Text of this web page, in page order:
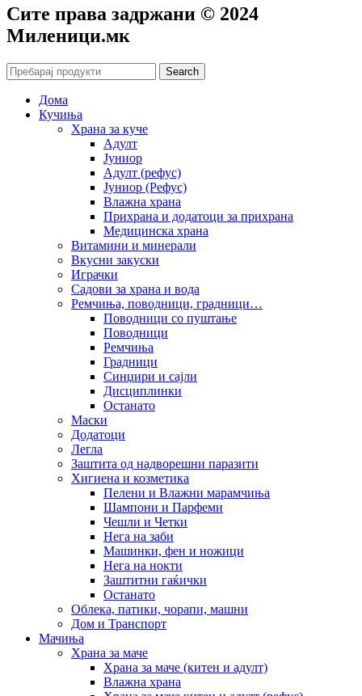
Сите права задржани © 2024
Mиленици.мк
Search
Дома
Кучиња
Храна за куче
Адулт
Јуниор
Адулт (рефус)
Јуниор (Рефус)
Влажна храна
Прихрана и додатоци за прихрана
Медицинска храна
Витамини и минерали
Вкусни закуски
Играчки
Садови за храна и вода
Ремчиња, поводници, градници…
Поводници со пуштање
Поводници
Ремчиња
Градници
Синџири и сајли
Дисциплинки
Останато
Маски
Додатоци
Легла
Заштита од надворешни паразити
Хигиена и козметика
Пелени и Влажни марамчиња
Шампони и Парфеми
Чешли и Четки
Нега на заби
Машинки, фен и ножици
Нега на нокти
Заштитни гаќички
Останато
Облека, патики, чорапи, машни
Дом и Транспорт
Мачиња
Храна за маче
Храна за маче (китен и адулт)
Влажна храна